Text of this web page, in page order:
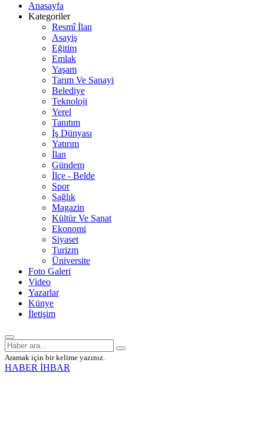
Anasayfa
Kategoriler
Resmî İlan
Asayiş
Eğitim
Emlak
Yaşam
Tarım Ve Sanayi
Belediye
Teknoloji
Yerel
Tanıtım
İş Dünyası
Yatırım
İlan
Gündem
İlçe - Belde
Spor
Sağlık
Magazin
Kültür Ve Sanat
Ekonomi
Siyaset
Turizm
Üniversite
Foto Galeri
Video
Yazarlar
Künye
İletişim
Aramak için bir kelime yazınız.
HABER İHBAR